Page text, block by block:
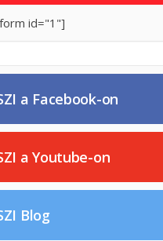
id="1"]
a Facebook-on
a Youtube-on
Blog